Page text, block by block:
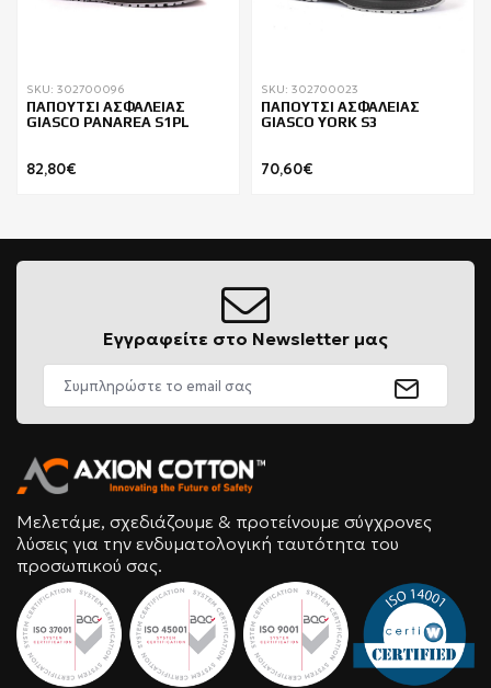
SKU: 302700096
ΠΑΠΟΥΤΣΙ ΑΣΦΑΛΕΙΑΣ
GIASCO PANAREA S1PL
82,80€
SKU: 302700023
ΠΑΠΟΥΤΣΙ ΑΣΦΑΛΕΙΑΣ
GIASCO YORK S3
70,60€
Εγγραφείτε στο Newsletter μας
Μελετάμε, σχεδιάζουμε & προτείνουμε σύγχρονες
λύσεις για την ενδυματολογική ταυτότητα του
προσωπικού σας.